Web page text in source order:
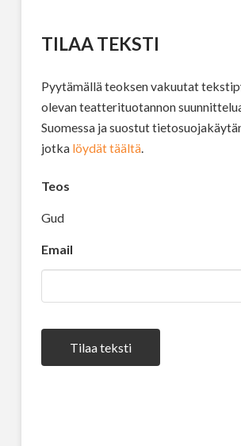
TILAA TEKSTI
Pyytämällä teoksen vakuutat
olevan teatterituotannon
Suomessa ja suostut
jotka löydät täältä.
Teos
Gud
Email
Tilaa teksti